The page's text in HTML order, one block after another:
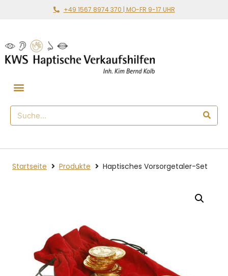
+49 1567 8974 370 | MO-FR 9-17 UHR
Startseite Produkte Haptisches Vorsorgetaler-Set